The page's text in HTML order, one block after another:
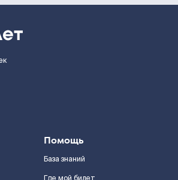
Помощь
База знаний